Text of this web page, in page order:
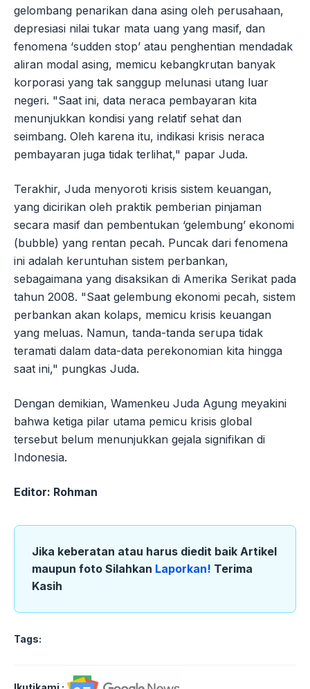
gelombang penarikan dana asing oleh perusahaan,
depresiasi nilai tukar mata uang yang masif, dan
fenomena ‘sudden stop’ atau penghentian mendadak
aliran modal asing, memicu kebangkrutan banyak
korporasi yang tak sanggup melunasi utang luar
negeri. "Saat ini, data neraca pembayaran kita
menunjukkan kondisi yang relatif sehat dan
seimbang. Oleh karena itu, indikasi krisis neraca
pembayaran juga tidak terlihat," papar Juda.
Terakhir, Juda menyoroti krisis sistem keuangan,
yang dicirikan oleh praktik pemberian pinjaman
secara masif dan pembentukan ‘gelembung’ ekonomi
(bubble) yang rentan pecah. Puncak dari fenomena
ini adalah keruntuhan sistem perbankan,
sebagaimana yang disaksikan di Amerika Serikat pada
tahun 2008. "Saat gelembung ekonomi pecah, sistem
perbankan akan kolaps, memicu krisis keuangan
yang meluas. Namun, tanda-tanda serupa tidak
teramati dalam data-data perekonomian kita hingga
saat ini," pungkas Juda.
Dengan demikian, Wamenkeu Juda Agung meyakini
bahwa ketiga pilar utama pemicu krisis global
tersebut belum menunjukkan gejala signifikan di
Indonesia.
Editor: Rohman
Jika keberatan atau harus diedit baik Artikel
maupun foto Silahkan Laporkan! Terima
Kasih
Tags: